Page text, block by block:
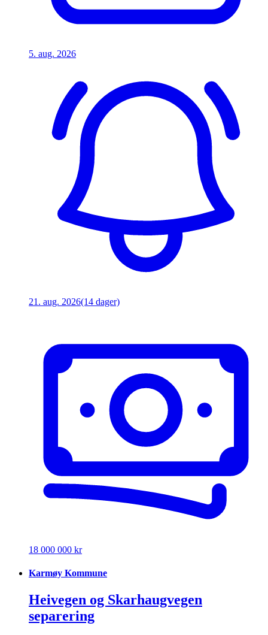
5. aug. 2026
21. aug. 2026(14 dager)
18 000 000 kr
Karmøy Kommune
Heivegen og Skarhaugvegen
separering